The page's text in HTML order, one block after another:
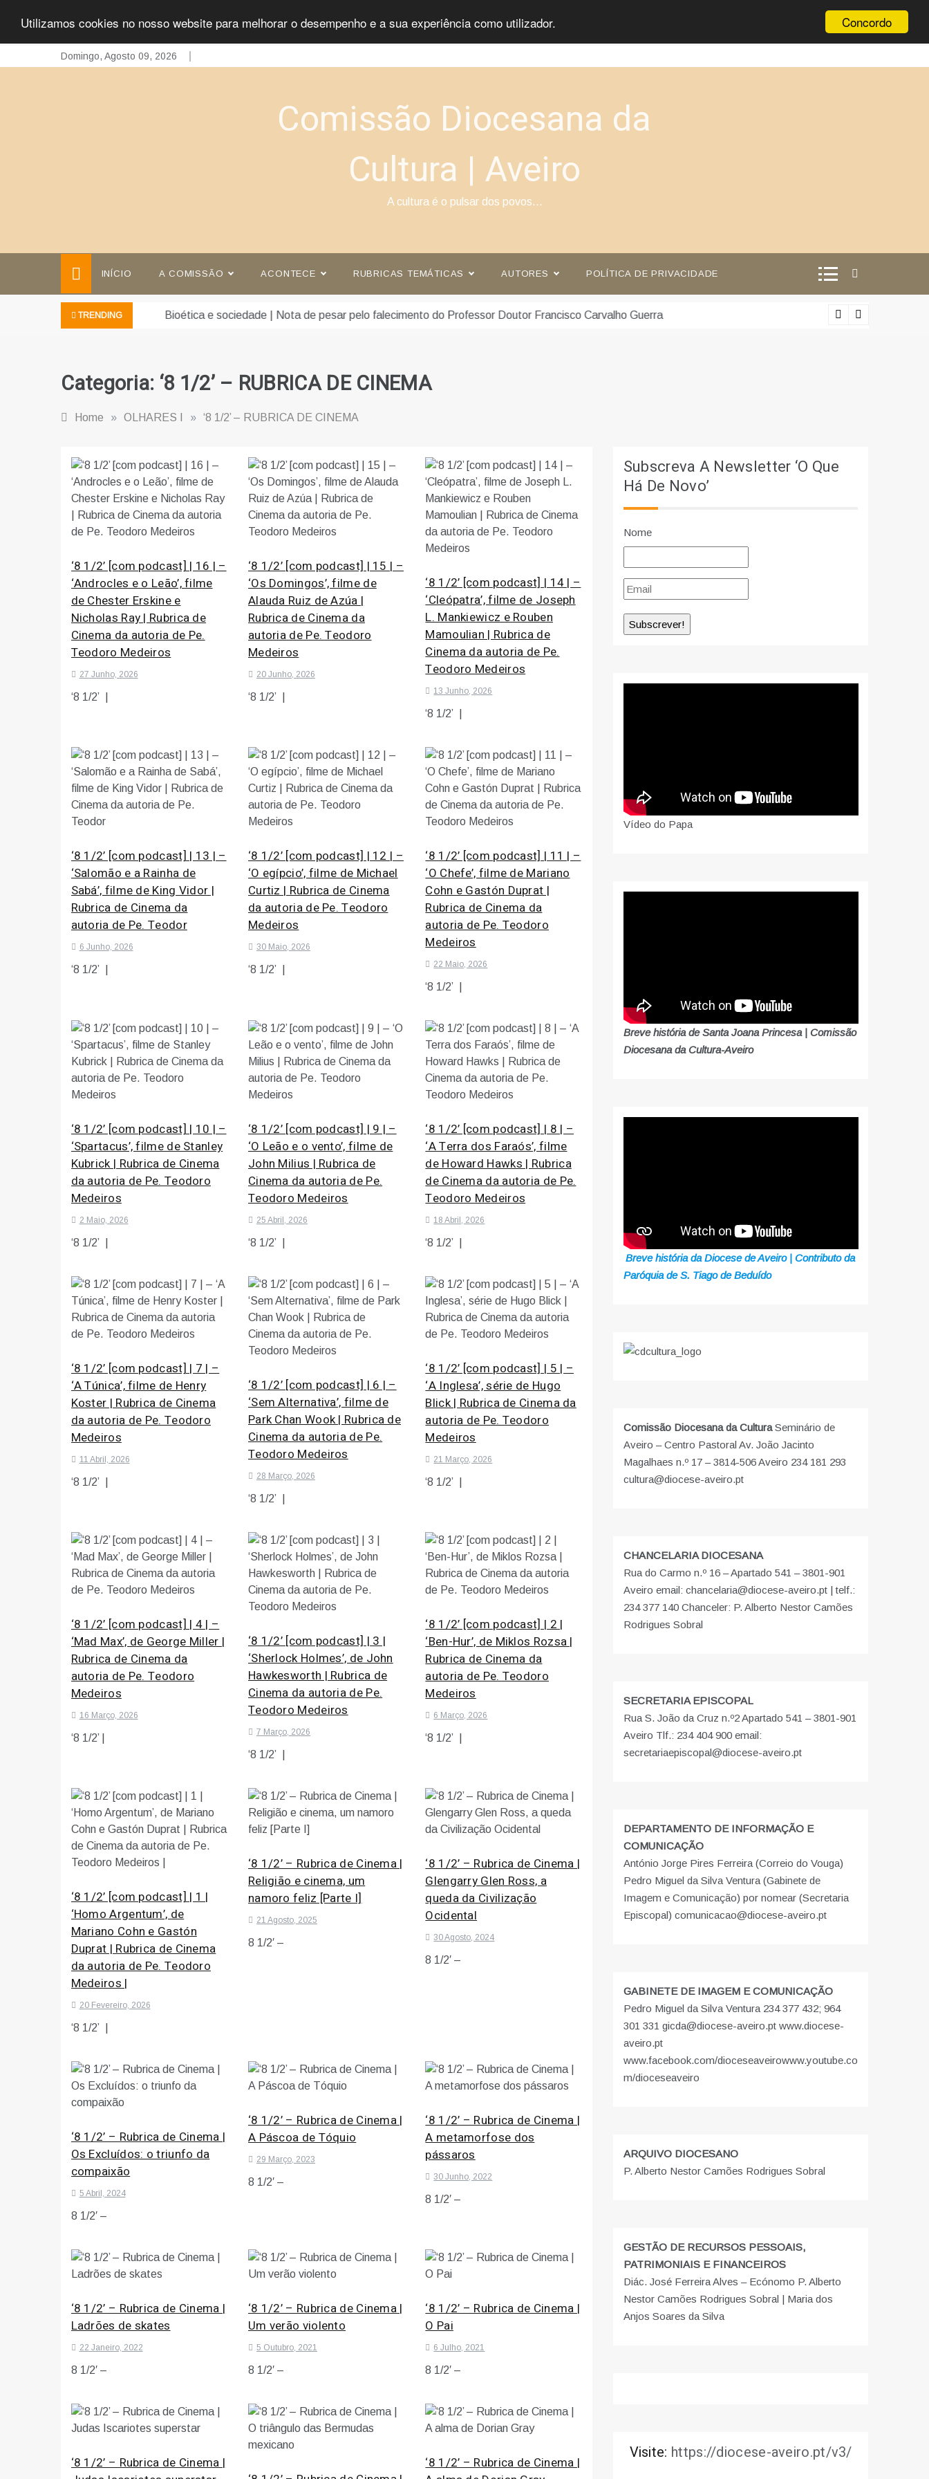
Concordo
Utilizamos cookies no nosso website para melhorar o desempenho e a sua experiência como utilizador.
to
Domingo, Agosto 09, 2026
Comissão Diocesana da
Cultura | Aveiro
A cultura é o pulsar dos povos…
INÍCIO A COMISSÃO ACONTECE RUBRICAS TEMÁTICAS AUTORES POLÍTICA DE PRIVACIDADE
TRENDING Bioética e sociedade | Nota de pesar pelo falecimento do Professor Doutor Francisco Carvalho Guerra
Categoria: ‘8 1/2’ – RUBRICA DE CINEMA
Home » OLHARES I » ‘8 1/2’ – RUBRICA DE CINEMA
‘8 1/2’ [com podcast] | 16 | –
‘Androcles e o Leão’, filme
de Chester Erskine e
Nicholas Ray | Rubrica de
Cinema da autoria de Pe.
Teodoro Medeiros
27 Junho, 2026
‘8 1/2’ |
‘8 1/2’ [com podcast] | 15 | –
‘Os Domingos’, filme de
Alauda Ruiz de Azúa |
Rubrica de Cinema da
autoria de Pe. Teodoro
Medeiros
20 Junho, 2026
‘8 1/2’ |
‘8 1/2’ [com podcast] | 14 | –
‘Cleópatra’, filme de Joseph
L. Mankiewicz e Rouben
Mamoulian | Rubrica de
Cinema da autoria de Pe.
Teodoro Medeiros
13 Junho, 2026
‘8 1/2’ |
‘8 1/2’ [com podcast] | 13 | –
‘Salomão e a Rainha de
Sabá’, filme de King Vidor |
Rubrica de Cinema da
autoria de Pe. Teodor
6 Junho, 2026
‘8 1/2’ |
‘8 1/2’ [com podcast] | 12 | –
‘O egípcio’, filme de Michael
Curtiz | Rubrica de Cinema
da autoria de Pe. Teodoro
Medeiros
30 Maio, 2026
‘8 1/2’ |
‘8 1/2’ [com podcast] | 11 | –
‘O Chefe’, filme de Mariano
Cohn e Gastón Duprat |
Rubrica de Cinema da
autoria de Pe. Teodoro
Medeiros
22 Maio, 2026
‘8 1/2’ |
‘8 1/2’ [com podcast] | 10 | –
‘Spartacus’, filme de Stanley
Kubrick | Rubrica de Cinema
da autoria de Pe. Teodoro
Medeiros
2 Maio, 2026
‘8 1/2’ |
‘8 1/2’ [com podcast] | 9 | –
‘O Leão e o vento’, filme de
John Milius | Rubrica de
Cinema da autoria de Pe.
Teodoro Medeiros
25 Abril, 2026
‘8 1/2’ |
‘8 1/2’ [com podcast] | 8 | –
‘A Terra dos Faraós’, filme
de Howard Hawks | Rubrica
de Cinema da autoria de Pe.
Teodoro Medeiros
18 Abril, 2026
‘8 1/2’ |
‘8 1/2’ [com podcast] | 7 | –
‘A Túnica’, filme de Henry
Koster | Rubrica de Cinema
da autoria de Pe. Teodoro
Medeiros
11 Abril, 2026
‘8 1/2’ |
‘8 1/2’ [com podcast] | 6 | –
‘Sem Alternativa’, filme de
Park Chan Wook | Rubrica de
Cinema da autoria de Pe.
Teodoro Medeiros
28 Março, 2026
‘8 1/2’ |
‘8 1/2’ [com podcast] | 5 | –
‘A Inglesa’, série de Hugo
Blick | Rubrica de Cinema da
autoria de Pe. Teodoro
Medeiros
21 Março, 2026
‘8 1/2’ |
‘8 1/2’ [com podcast] | 4 | –
‘Mad Max’, de George Miller |
Rubrica de Cinema da
autoria de Pe. Teodoro
Medeiros
16 Março, 2026
‘8 1/2’ |
‘8 1/2’ [com podcast] | 3 |
‘Sherlock Holmes’, de John
Hawkesworth | Rubrica de
Cinema da autoria de Pe.
Teodoro Medeiros
7 Março, 2026
‘8 1/2’ |
‘8 1/2’ [com podcast] | 2 |
‘Ben-Hur’, de Miklos Rozsa |
Rubrica de Cinema da
autoria de Pe. Teodoro
Medeiros
6 Março, 2026
‘8 1/2’ |
‘8 1/2’ [com podcast] | 1 |
‘Homo Argentum’, de
Mariano Cohn e Gastón
Duprat | Rubrica de Cinema
da autoria de Pe. Teodoro
Medeiros |
20 Fevereiro, 2026
‘8 1/2’ |
‘8 1/2’ – Rubrica de Cinema |
Religião e cinema, um
namoro feliz [Parte I]
21 Agosto, 2025
8 1/2′ –
‘8 1/2’ – Rubrica de Cinema |
Glengarry Glen Ross, a
queda da Civilização
Ocidental
30 Agosto, 2024
8 1/2′ –
‘8 1/2’ – Rubrica de Cinema |
Os Excluídos: o triunfo da
compaixão
5 Abril, 2024
8 1/2′ –
‘8 1/2’ – Rubrica de Cinema |
A Páscoa de Tóquio
29 Março, 2023
8 1/2′ –
‘8 1/2’ – Rubrica de Cinema |
A metamorfose dos
pássaros
30 Junho, 2022
8 1/2′ –
‘8 1/2’ – Rubrica de Cinema |
Ladrões de skates
22 Janeiro, 2022
8 1/2′ –
‘8 1/2’ – Rubrica de Cinema |
Um verão violento
5 Outubro, 2021
8 1/2′ –
‘8 1/2’ – Rubrica de Cinema |
O Pai
6 Julho, 2021
8 1/2′ –
‘8 1/2’ – Rubrica de Cinema |
‘8 1/2’ – Rubrica de Cinema |
Subscreva A Newsletter ‘O Que
Há De Novo’
Nome
Vídeo do Papa
Breve história de Santa Joana Princesa | Comissão
Diocesana da Cultura-Aveiro
Breve história da Diocese de Aveiro | Contributo da
Paróquia de S. Tiago de Beduído
Comissão Diocesana da CulturaSeminário de
Aveiro – Centro Pastoral Av. João Jacinto
Magalhaes n.º 17 – 3814-506 Aveiro 234 181 293
cultura@diocese-aveiro.pt
CHANCELARIA DIOCESANA
Rua do Carmo n.º 16 – Apartado 541 – 3801-901
Aveiro email: chancelaria@diocese-aveiro.pt | telf.:
234 377 140 Chanceler: P. Alberto Nestor Camões
Rodrigues Sobral
SECRETARIA EPISCOPAL
Rua S. João da Cruz n.º2 Apartado 541 – 3801-901
Aveiro Tlf.: 234 404 900 email:
secretariaepiscopal@diocese-aveiro.pt
DEPARTAMENTO DE INFORMAÇÃO E
COMUNICAÇÃO
António Jorge Pires Ferreira (Correio do Vouga)
Pedro Miguel da Silva Ventura (Gabinete de
Imagem e Comunicação) por nomear (Secretaria
Episcopal) comunicacao@diocese-aveiro.pt
GABINETE DE IMAGEM E COMUNICAÇÃO
Pedro Miguel da Silva Ventura 234 377 432; 964
301 331 gicda@diocese-aveiro.pt www.diocese-
aveiro.pt
www.facebook.com/dioceseaveirowww.youtube.co
m/dioceseaveiro
ARQUIVO DIOCESANO
P. Alberto Nestor Camões Rodrigues Sobral
GESTÃO DE RECURSOS PESSOAIS,
PATRIMONIAIS E FINANCEIROS
Diác. José Ferreira Alves – Ecónomo P. Alberto
Nestor Camões Rodrigues Sobral | Maria dos
Anjos Soares da Silva
Visite: https://diocese-aveiro.pt/v3/